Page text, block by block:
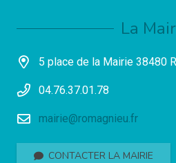
La
5 place de la Mairie 38480
04.76.37.01.78
mairie@romagnieu.fr
CONTACTER LA MAIRIE